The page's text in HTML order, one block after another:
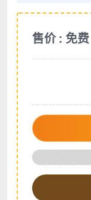
售价 : 免费